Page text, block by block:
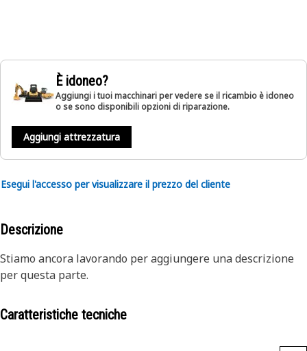
È idoneo?
Aggiungi i tuoi macchinari per vedere se il ricambio è idoneo
o se sono disponibili opzioni di riparazione.
Aggiungi attrezzatura
Esegui l'accesso per visualizzare il prezzo del cliente
Descrizione
Stiamo ancora lavorando per aggiungere una descrizione
per questa parte.
Caratteristiche tecniche